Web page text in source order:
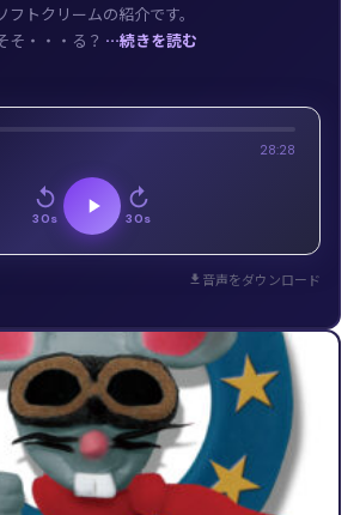
トクリームの紹介です。
そ・・・る？ …続きを読む
28:28
30s 30s
音声をダウンロード